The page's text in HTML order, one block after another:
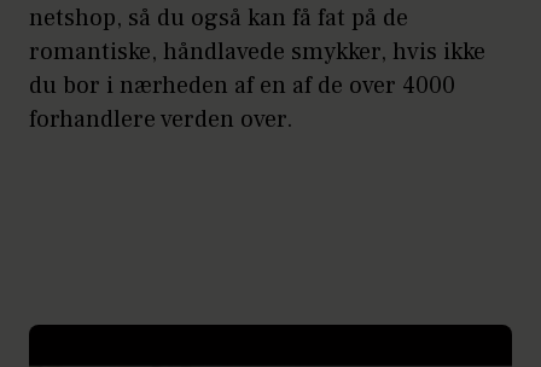
netshop, så du også kan få fat på de
romantiske, håndlavede smykker, hvis ikke
du bor i nærheden af en af de over 4000
forhandlere verden over.